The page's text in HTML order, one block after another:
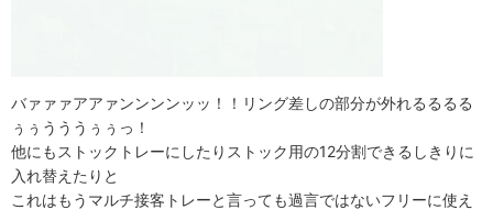
バァァァアアァンンンンッッ！！リング差しの部分が外れるるるる
ぅぅうううぅぅっ！
他にもストックトレーにしたりストック用の12分割できるしきりに
入れ替えたりと
これはもうマルチ接客トレーと言っても過言ではないフリーに使え